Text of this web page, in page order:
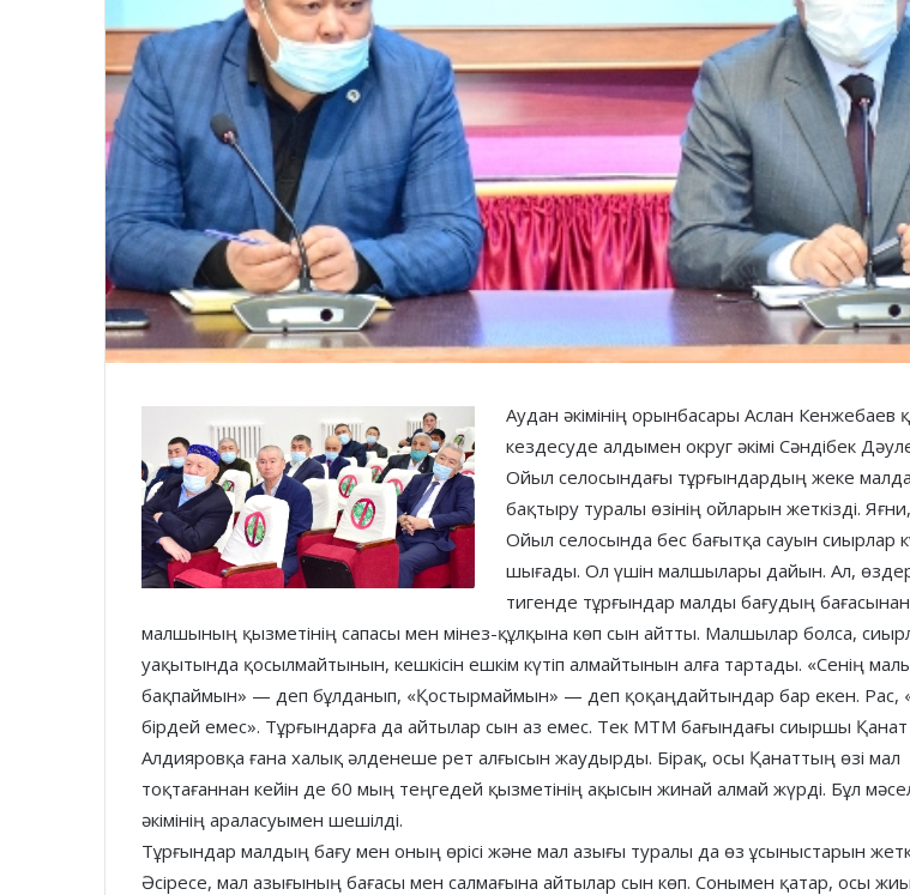
Аудан әкімінің орынбасары Аслан Кенжебаев
кездесуде алдымен округ әкімі Сәндібек
Ойыл селосындағы тұрғындардың жеке
бақтыру туралы өзінің ойларын жеткізді.
Ойыл селосында бес бағытқа сауын сиырлар
шығады. Ол үшін малшылары дайын. Ал,
тигенде тұрғындар малды бағудың
малшының қызметінің сапасы мен мінез-құлқына көп сын айтты. Малшылар болса,
уақытында қосылмайтынын, кешкісін ешкім күтіп алмайтынын алға тартады. «Сенің
бақпаймын» — деп бұлданып, «Қостырмаймын» — деп қоқаңдайтындар бар екен. Рас,
бірдей емес». Тұрғындарға да айтылар сын аз емес. Тек МТМ бағындағы сиыршы Қанат
Алдияровқа ғана халық әлденеше рет алғысын жаудырды. Бірақ, осы Қанаттың өзі мал
тоқтағаннан кейін де 60 мың теңгедей қызметінің ақысын жинай алмай жүрді. Бұл
әкімінің араласуымен шешілді.
Тұрғындар малдың бағу мен оның өрісі және мал азығы туралы да өз ұсыныстарын
Әсіресе, мал азығының бағасы мен салмағына айтылар сын көп. Сонымен қатар, осы